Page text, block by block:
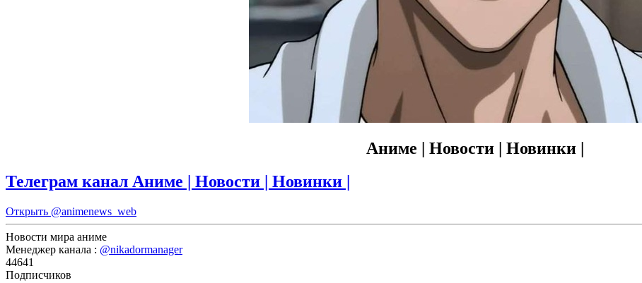
Аниме | Новости | Новинки |
Телеграм канал Аниме | Новости | Новинки |
Открыть @animenews_web
Новости мира аниме
Менеджер канала : @nikadormanager
44641
Подписчиков